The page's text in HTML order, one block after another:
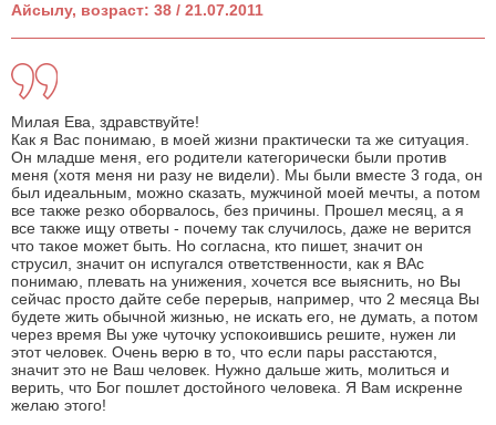
Айсылу, возраст: 38 / 21.07.2011
Милая Ева, здравствуйте!
Как я Вас понимаю, в моей жизни практически та же ситуация.
Он младше меня, его родители категорически были против
меня (хотя меня ни разу не видели). Мы были вместе 3 года, он
был идеальным, можно сказать, мужчиной моей мечты, а потом
все также резко оборвалось, без причины. Прошел месяц, а я
все также ищу ответы - почему так случилось, даже не верится
что такое может быть. Но согласна, кто пишет, значит он
струсил, значит он испугался ответственности, как я ВАс
понимаю, плевать на унижения, хочется все выяснить, но Вы
сейчас просто дайте себе перерыв, например, что 2 месяца Вы
будете жить обычной жизнью, не искать его, не думать, а потом
через время Вы уже чуточку успокоившись решите, нужен ли
этот человек. Очень верю в то, что если пары расстаются,
значит это не Ваш человек. Нужно дальше жить, молиться и
верить, что Бог пошлет достойного человека. Я Вам искренне
желаю этого!